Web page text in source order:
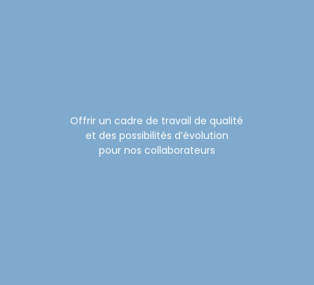
Offrir un cadre de travail de qualité
et des possibilités d’évolution
pour nos collaborateurs